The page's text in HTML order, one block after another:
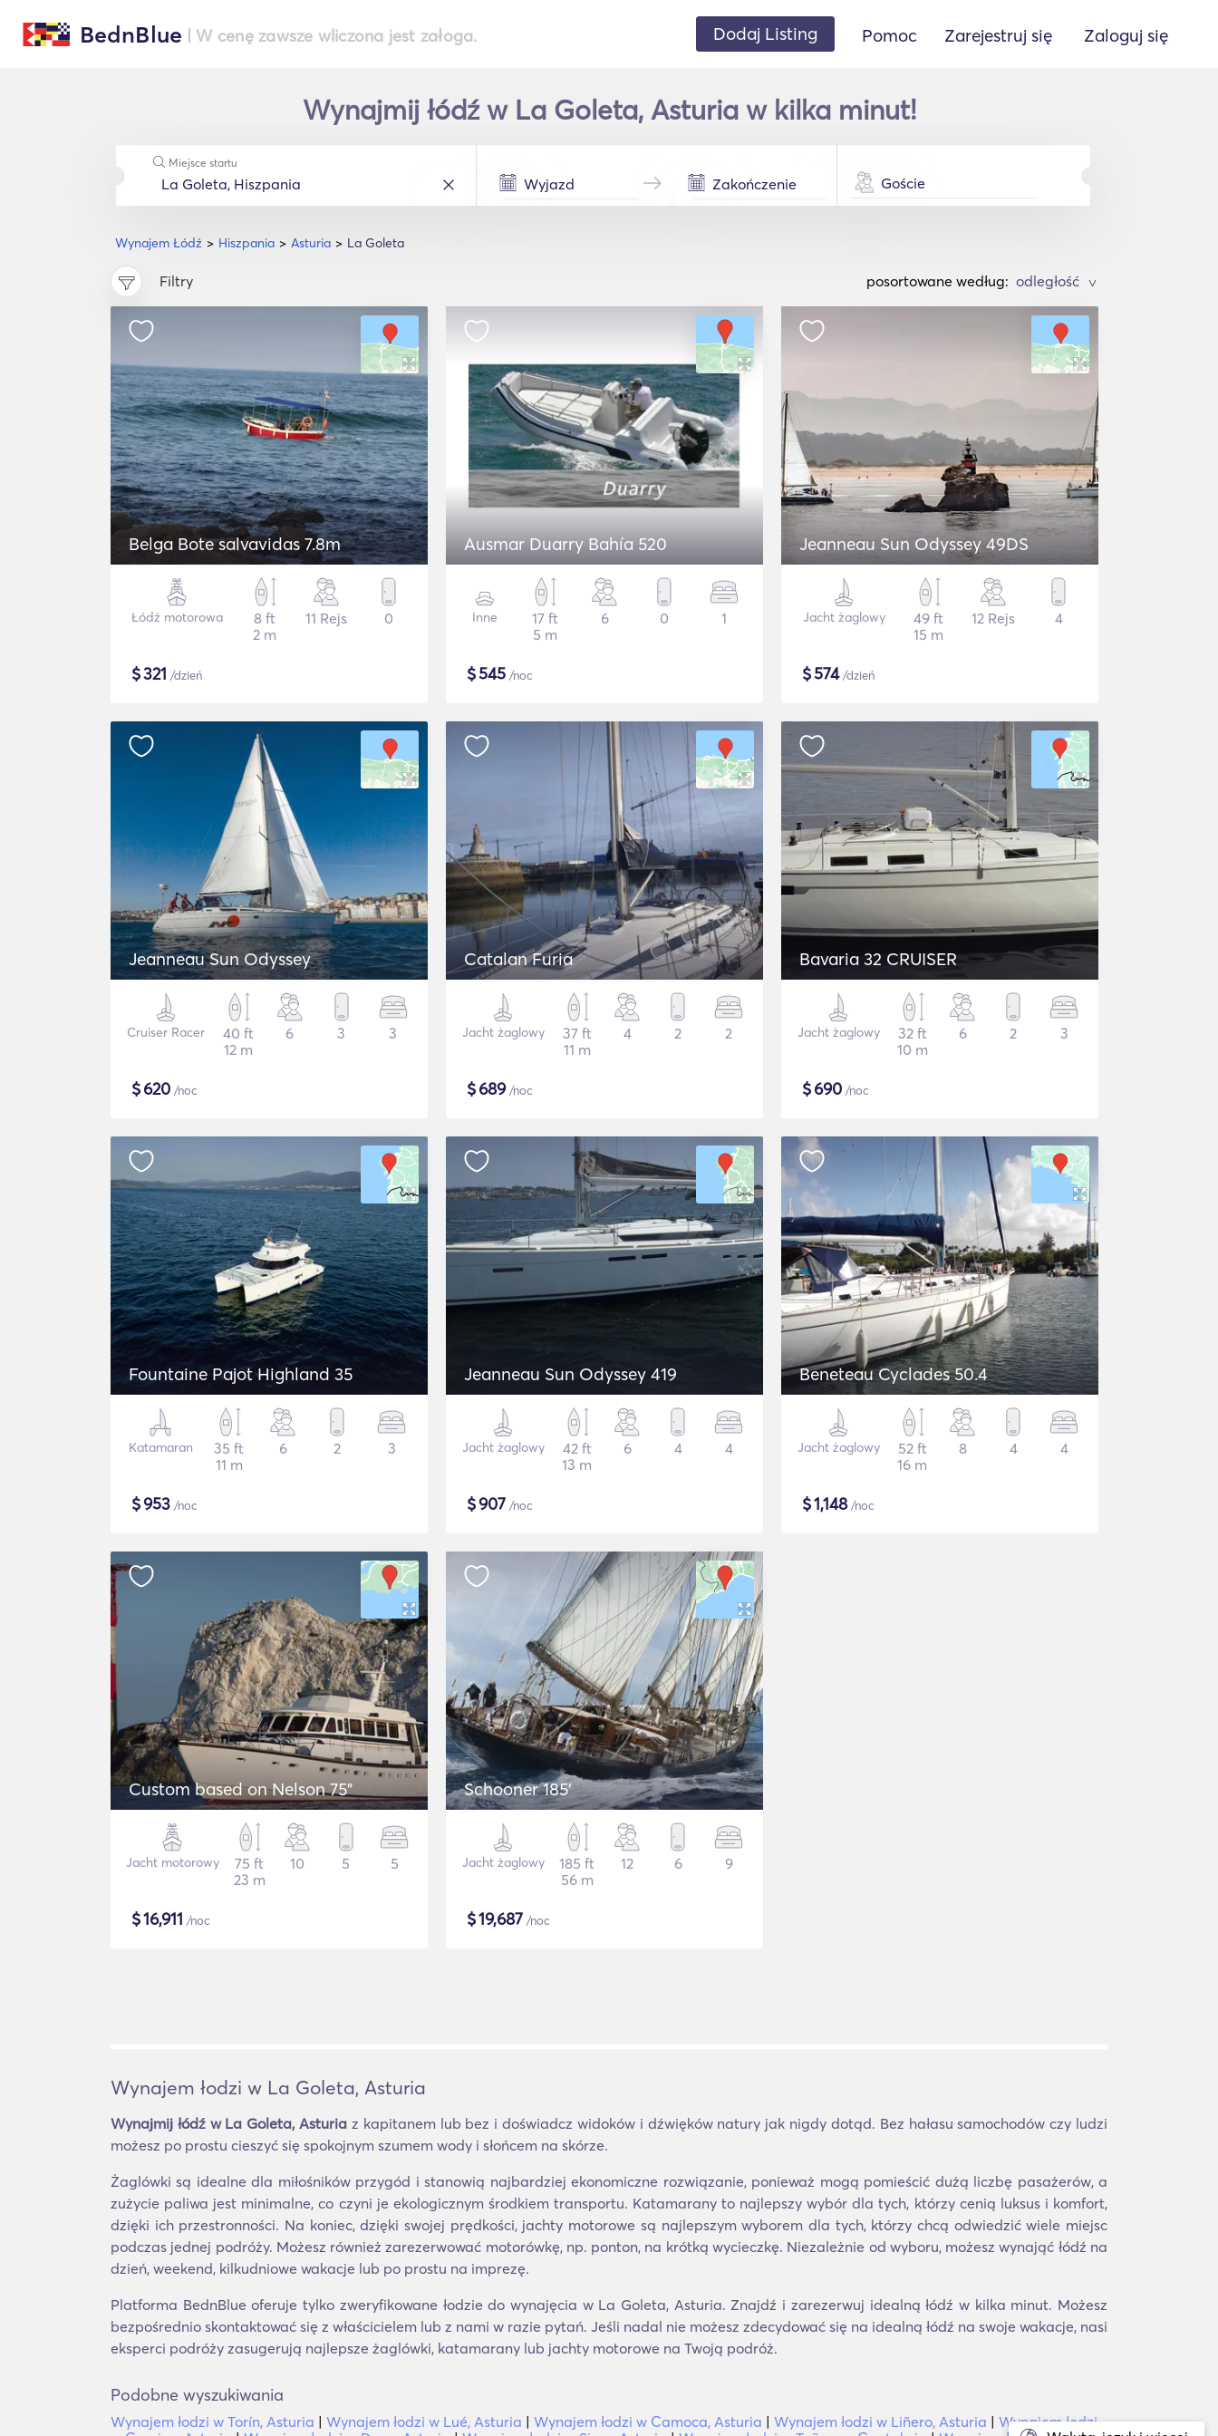
BednBlue | W cenę zawsze wliczona jest załoga. Dodaj Listing Pomoc Zarejestruj się Zaloguj się
Wynajmij łódź w La Goleta, Asturia w kilka minut!
Wynajem Łódź Hiszpania Asturia La Goleta
Miejsce startu
Goście
Filtry posortowane według: >
Belga Bote salvavidas 7.8m
Łódź motorowa
8 ft
2 m
11 Rejs 0
$321 /dzień
Ausmar Duarry Bahía 520
Inne
17 ft
5 m
6 0 1
$545 /noc
Jeanneau Sun Odyssey 49DS
Jacht żaglowy
49 ft
15 m
12 Rejs 4
$574/dzień
Jeanneau Sun Odyssey
Cruiser Racer
40 ft
12 m
6 3 3
$620 /noc
Catalan Furia
Jacht żaglowy
37 ft
11 m
4 2 2
$689/noc
Bavaria 32 CRUISER
Jacht żaglowy
32 ft
10 m
6 2 3
$690 /noc
Fountaine Pajot Highland 35
Katamaran
35 ft
11 m
6 2 3
$953 /noc
Jeanneau Sun Odyssey 419
Jacht żaglowy
42 ft
13 m
6 4 4
$907 /noc
Beneteau Cyclades 50.4
Jacht żaglowy
52 ft
16 m
8 4 4
$1,148/noc
Custom based on Nelson 75"
Jacht motorowy
75 ft
23 m
10 5 5
$16,911 /noc
Schooner 185'
Jacht żaglowy
185 ft
56 m
12 6 9
$19,687 /noc
Wynajem łodzi w La Goleta, Asturia
Wynajmij łódź w La Goleta, Asturia z kapitanem lub bez i doświadcz widoków i dźwięków natury jak nigdy dotąd. Bez hałasu samochodów czy ludzi
możesz po prostu cieszyć się spokojnym szumem wody i słońcem na skórze.
Żaglówki są idealne dla miłośników przygód i stanowią najbardziej ekonomiczne rozwiązanie, ponieważ mogą pomieścić dużą liczbę pasażerów, a
zużycie paliwa jest minimalne, co czyni je ekologicznym środkiem transportu. Katamarany to najlepszy wybór dla tych, którzy cenią luksus i komfort,
dzięki ich przestronności. Na koniec, dzięki swojej prędkości, jachty motorowe są najlepszym wyborem dla tych, którzy chcą odwiedzić wiele miejsc
podczas jednej podróży. Możesz również zarezerwować motorówkę, np. ponton, na krótką wycieczkę. Niezależnie od wyboru, możesz wynająć łódź na
dzień, weekend, kilkudniowe wakacje lub po prostu na imprezę.
Platforma BednBlue oferuje tylko zweryfikowane łodzie do wynajęcia w La Goleta, Asturia. Znajdź i zarezerwuj idealną łódź w kilka minut. Możesz
bezpośrednio skontaktować się z właścicielem lub z nami w razie pytań. Jeśli nadal nie możesz zdecydować się na idealną łódź na swoje wakacje, nasi
eksperci podróży zasugerują najlepsze żaglówki, katamarany lub jachty motorowe na Twoją podróż.
Podobne wyszukiwania
Wynajem łodzi w Torín, Asturia | Wynajem łodzi w Lué, Asturia | Wynajem łodzi w Camoca, Asturia | Wynajem łodzi w Liñero, Asturia | Wynajem łodzi